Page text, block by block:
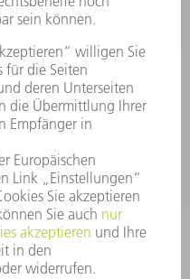
Fragen
17:30 Uhr
Uhr